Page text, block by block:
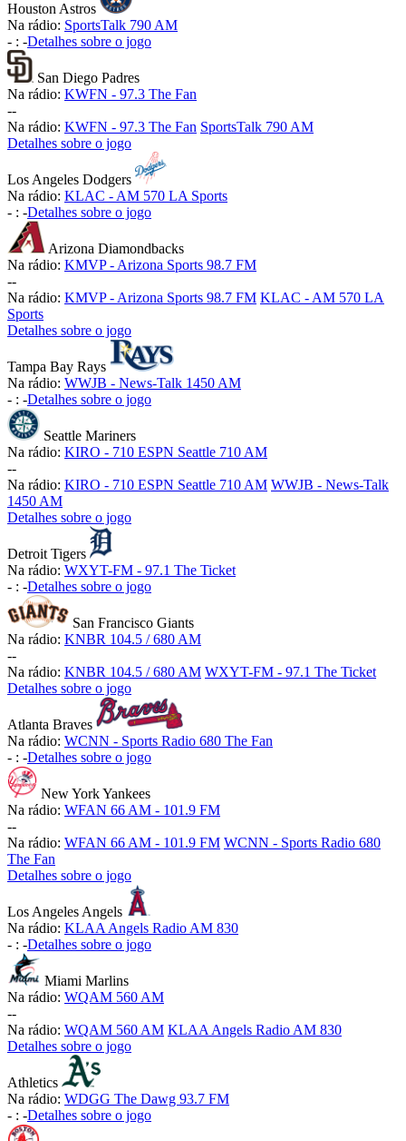
Houston Astros
Na rádio: SportsTalk 790 AM
- : -Detalhes sobre o jogo
San Diego Padres
Na rádio: KWFN - 97.3 The Fan
--
Na rádio: KWFN - 97.3 The Fan SportsTalk 790 AM
Detalhes sobre o jogo
Los Angeles Dodgers
Na rádio: KLAC - AM 570 LA Sports
- : -Detalhes sobre o jogo
Arizona Diamondbacks
Na rádio: KMVP - Arizona Sports 98.7 FM
--
Na rádio: KMVP - Arizona Sports 98.7 FM KLAC - AM 570 LA
Sports
Detalhes sobre o jogo
Tampa Bay Rays
Na rádio: WWJB - News-Talk 1450 AM
- : -Detalhes sobre o jogo
Seattle Mariners
Na rádio: KIRO - 710 ESPN Seattle 710 AM
--
Na rádio: KIRO - 710 ESPN Seattle 710 AM WWJB - News-Talk
1450 AM
Detalhes sobre o jogo
Detroit Tigers
Na rádio: WXYT-FM - 97.1 The Ticket
- : -Detalhes sobre o jogo
San Francisco Giants
Na rádio: KNBR 104.5 / 680 AM
--
Na rádio: KNBR 104.5 / 680 AM WXYT-FM - 97.1 The Ticket
Detalhes sobre o jogo
Atlanta Braves
Na rádio: WCNN - Sports Radio 680 The Fan
- : -Detalhes sobre o jogo
New York Yankees
Na rádio: WFAN 66 AM - 101.9 FM
--
Na rádio: WFAN 66 AM - 101.9 FM WCNN - Sports Radio 680
The Fan
Detalhes sobre o jogo
Los Angeles Angels
Na rádio: KLAA Angels Radio AM 830
- : -Detalhes sobre o jogo
Miami Marlins
Na rádio: WQAM 560 AM
--
Na rádio: WQAM 560 AM KLAA Angels Radio AM 830
Detalhes sobre o jogo
Athletics
Na rádio: WDGG The Dawg 93.7 FM
- : -Detalhes sobre o jogo